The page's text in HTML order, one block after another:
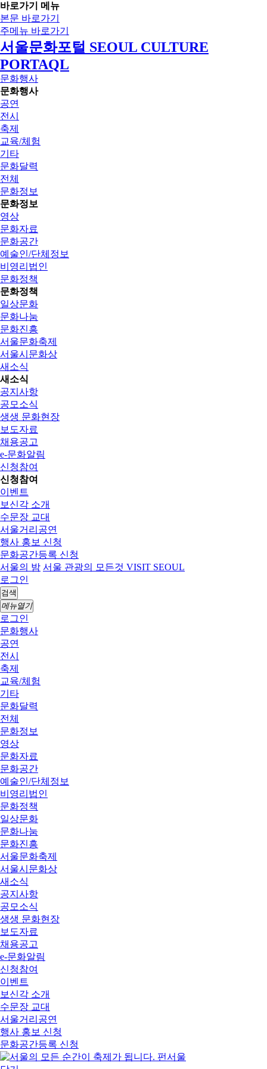
바로가기 메뉴
본문 바로가기
주메뉴 바로가기
서울문화포털 SEOUL CULTURE
PORTAQL
문화행사
문화행사
공연
전시
축제
교육/체험
기타
문화달력
전체
문화정보
문화정보
영상
문화자료
문화공간
예술인/단체정보
비영리법인
문화정책
문화정책
일상문화
문화나눔
문화진흥
서울문화축제
서울시문화상
새소식
새소식
공지사항
공모소식
생생 문화현장
보도자료
채용공고
e-문화알림
신청참여
신청참여
이벤트
보신각 소개
수문장 교대
서울거리공연
행사 홍보 신청
문화공간등록 신청
서울의 밤 서울 관광의 모든것 VISIT SEOUL
로그인
검색
메뉴열기
로그인
문화행사
공연
전시
축제
교육/체험
기타
문화달력
전체
문화정보
영상
문화자료
문화공간
예술인/단체정보
비영리법인
문화정책
일상문화
문화나눔
문화진흥
서울문화축제
서울시문화상
새소식
공지사항
공모소식
생생 문화현장
보도자료
채용공고
e-문화알림
신청참여
이벤트
보신각 소개
수문장 교대
서울거리공연
행사 홍보 신청
문화공간등록 신청